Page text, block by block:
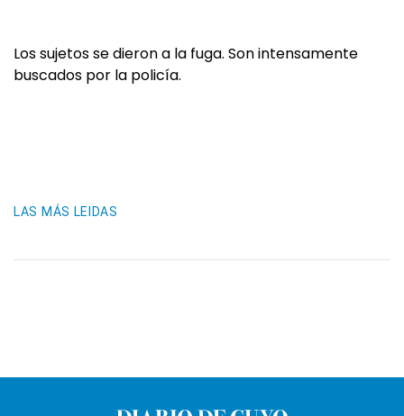
Los sujetos se dieron a la fuga. Son intensamente
buscados por la policía.
LAS MÁS LEIDAS